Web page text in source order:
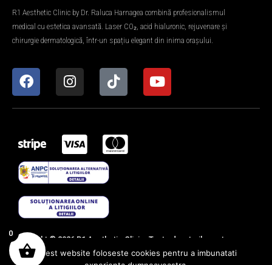
R1 Aesthetic Clinic by Dr. Raluca Harnagea combină profesionalismul
medical cu estetica avansată. Laser CO₂, acid hialuronic, rejuvenare și
chirurgie dermatologică, într-un spațiu elegant din inima orașului.
Copyright © 2026 R1 Aesthetic Clinic. Toate drepturile sunt
rezervate.
0
Acest website foloseste cookies pentru a imbunatati